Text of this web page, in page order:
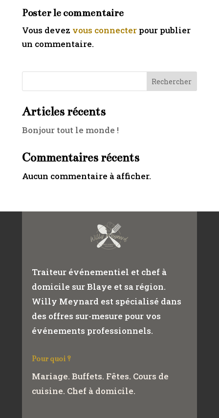
Poster le commentaire
Vous devez vous connecterpour publier
un commentaire.
Rechercher
Articles récents
Bonjour tout le monde !
Commentaires récents
Aucun commentaire à afficher.
Traiteur événementiel et chef à
domicile sur Blaye et sa région.
Willy Meynard est spécialisé dans
des offres sur-mesure pour vos
événements professionnels.
Pour quoi ?
Mariage. Buffets. Fêtes. Cours de
cuisine. Chef à domicile.